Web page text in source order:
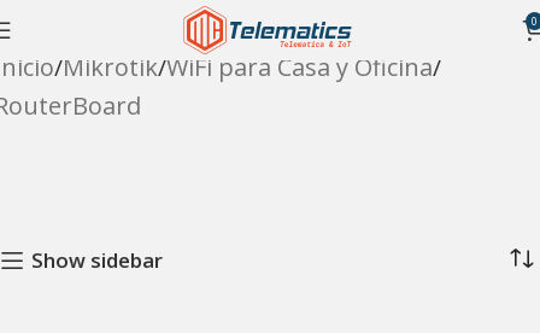
0
Mikrotik WiFi para Casa y Oficina
Show sidebar